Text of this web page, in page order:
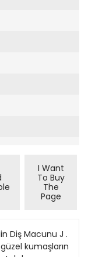
I Want
To Buy
The
Page
Diş Macunu J .
kumaşların